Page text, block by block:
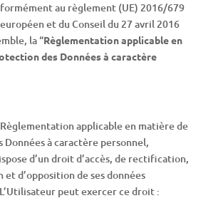
au règlement (UE) 2016/679
et du Conseil du 27 avril 2016
la “Règlementation applicable en
des Données à caractère
applicable en matière de
à caractère personnel,
d’un droit d’accès, de rectification,
et d’opposition de ses données
peut exercer ce droit :